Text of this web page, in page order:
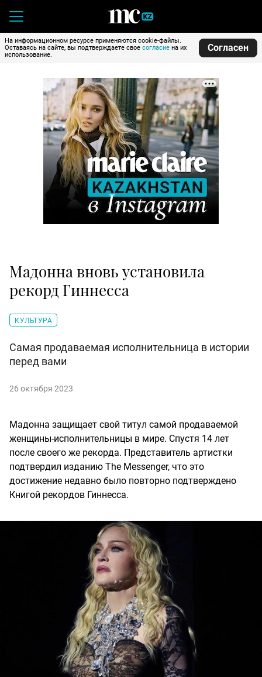
На информационном ресурсе применяются cookie-файлы.
Оставаясь на сайте, вы подтверждаете свое согласие на их
использование.
Согласен
Мадонна вновь установила
рекорд Гиннесса
КУЛЬТУРА
Самая продаваемая исполнительница в истории
перед вами
26 октября 2023
Мадонна защищает свой титул самой продаваемой
женщины-исполнительницы в мире. Спустя 14 лет
после своего же рекорда. Представитель артистки
подтвердил изданию The Messenger, что это
достижение недавно было повторно подтверждено
Книгой рекордов Гиннесса.